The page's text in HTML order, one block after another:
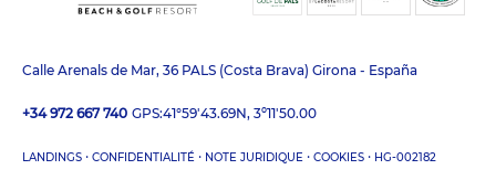
Calle Arenals de Mar, 36 PALS (Costa Brava) Girona - España
+34 972 667 740 GPS:41°59'43.69N, 3º11'50.00
LANDINGS · CONFIDENTIALITÉ · NOTE JURIDIQUE · COOKIES · HG-002182